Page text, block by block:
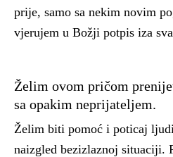
prije, samo sa nekim novim
vjerujem u Božji potpis iza
Želim ovom pričom
sa opakim neprijateljem.
Želim biti pomoć i poticaj
naizgled bezizlaznoj situaciji.